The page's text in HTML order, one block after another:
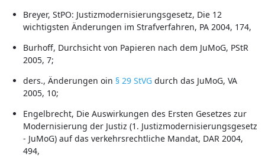
Breyer, StPO: Justizmodernisierungsgesetz, Die 12
wichtigsten Änderungen im Strafverfahren, PA 2004, 174,
Burhoff, Durchsicht von Papieren nach dem JuMoG, PStR
2005, 7;
ders., Änderungen oin § 29 StVGdurch das JuMoG, VA
2005, 10;
Engelbrecht, Die Auswirkungen des Ersten Gesetzes zur
Modernisierung der Justiz (1. Justizmodernisierungsgesetz
- JuMoG) auf das verkehrsrechtliche Mandat, DAR 2004,
494,